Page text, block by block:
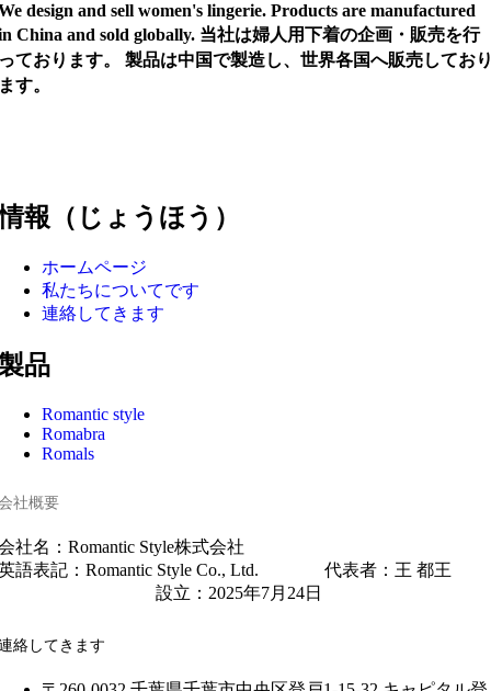
design and sell women's lingerie. Products are manufactured
China and sold globally. 当社は婦人用下着の企画・販売を行
ております。 製品は中国で製造し、世界各国へ販売してお
す。
報（じょうほう）
ホームページ
私たちについてです
連絡してきます
品
Romantic style
Romabra
Romals
社概要
社名：Romantic Style株式会社
語表記：Romantic Style Co., Ltd. 代表者：王 都王
立：2025年7月24日
絡してきます